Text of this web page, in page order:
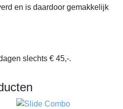
en is daardoor gemakkelijk
slechts € 45,-.